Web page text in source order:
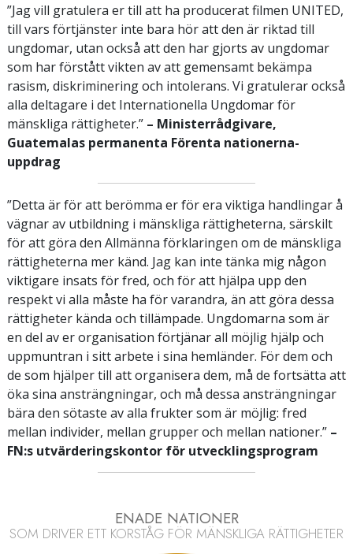
”Jag vill gratulera er till att ha producerat filmen UNITED,
till vars förtjänster inte bara hör att den är riktad till
ungdomar, utan också att den har gjorts av ungdomar
som har förstått vikten av att gemensamt bekämpa
rasism, diskriminering och intolerans. Vi gratulerar också
alla deltagare i det Internationella Ungdomar för
mänskliga rättigheter.” – Ministerrådgivare,
Guatemalas permanenta Förenta nationerna-
uppdrag
”Detta är för att berömma er för era viktiga handlingar å
vägnar av utbildning i mänskliga rättigheterna, särskilt
för att göra den Allmänna förklaringen om de mänskliga
rättigheterna mer känd. Jag kan inte tänka mig någon
viktigare insats för fred, och för att hjälpa upp den
respekt vi alla måste ha för varandra, än att göra dessa
rättigheter kända och tillämpade. Ungdomarna som är
en del av er organisation förtjänar all möjlig hjälp och
uppmuntran i sitt arbete i sina hemländer. För dem och
de som hjälper till att organisera dem, må de fortsätta att
öka sina ansträngningar, och må dessa ansträngningar
bära den sötaste av alla frukter som är möjlig: fred
mellan individer, mellan grupper och mellan nationer.” –
FN:s utvärderingskontor för utvecklingsprogram
ENADE NATIONER
SOM DRIVER ETT KORSTÅG FÖR MÄNSKLIGA RÄTTIGHETER